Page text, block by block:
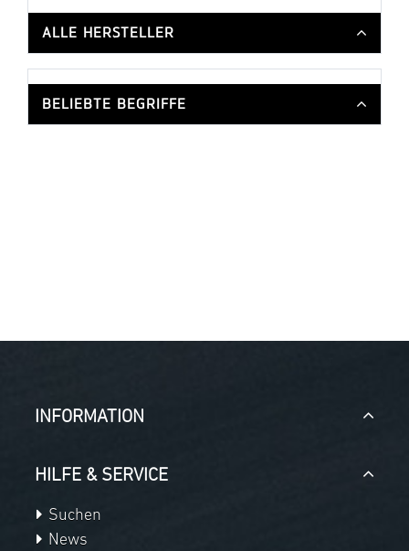
ALLE HERSTELLER
BELIEBTE BEGRIFFE
INFORMATION
HILFE & SERVICE
Suchen
News